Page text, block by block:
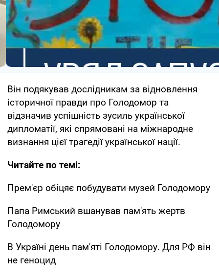
Він подякував дослідникам за відновлення
історичної правди про Голодомор та
відзначив успішність зусиль української
дипломатії, які спрямовані на міжнародне
визнання цієї трагедії української нації.
Читайте по темі:
Прем'єр обіцяє побудувати музей Голодомору
Папа Римський вшанував пам'ять жертв
Голодомору
В Україні день пам'яті Голодомору. Для РФ він
не геноцид